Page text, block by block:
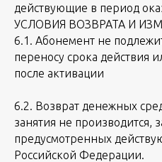
действующие в период
УСЛОВИЯ ВОЗВРАТА И
6.1. Абонемент не
переносу срока действия
после активации
6.2. Возврат денежных
занятия не производится,
предусмотренных
Российской Федерации.